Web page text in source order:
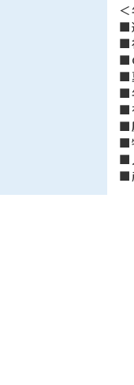
■
■
■
■
■
■
■
■
■